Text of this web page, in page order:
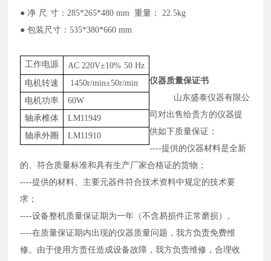
●净 尺 寸： 285*265*480 mm 重量： 22.5kg
●包装尺寸：535*380*660 mm
工作电源 AC 220V±10% 50 Hz
电机转速
1450r/min±50r/min
电机功率
60W
轴承椎体
LM11949
轴承外圈
LM11910
仪器质量保证书
山东盛泰仪器有限公
司 对出售给贵方的仪器提
供如下质量保证：
----提供的仪器材料是全新
的、符合质量标准和具有生产厂家合格证的货物；
----提供的材料、主要元器件符合技术资料中规定的技术要
求；
----设备整机质量保证期为一年（不含易损件正常磨损）。
----在质量保证期内出现的仪器 质量问题，我方负责免费维
修。由于使用方责任造成设备故障，我方负责维修，合理收